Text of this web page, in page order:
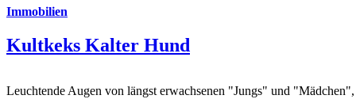
Immobilien
Kultkeks Kalter Hund
Leuchtende Augen von längst erwachsenen "Jungs" und